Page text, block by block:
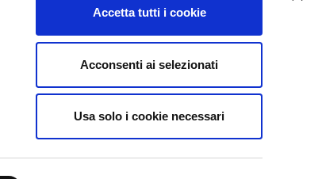
Accetta tutti i cookie
Acconsenti ai selezionati
Usa solo i cookie necessari
Sie
sich
für
unseren
an:
ANFRAGE ABSENDEN